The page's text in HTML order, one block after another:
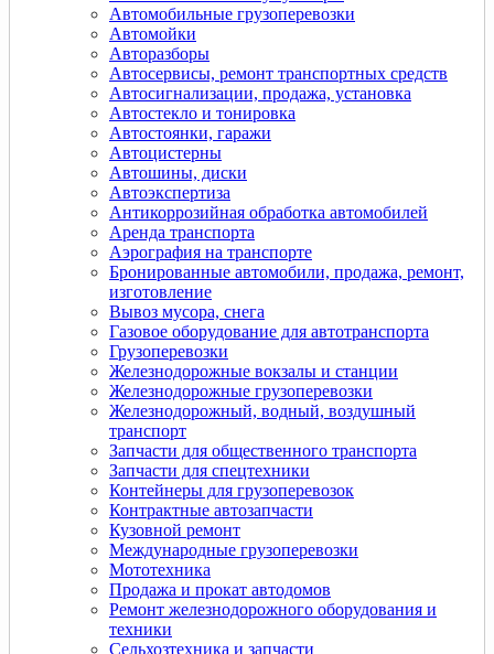
Автомобильные грузоперевозки
Автомойки
Авторазборы
Автосервисы, ремонт транспортных средств
Автосигнализации, продажа, установка
Автостекло и тонировка
Автостоянки, гаражи
Автоцистерны
Автошины, диски
Автоэкспертиза
Антикоррозийная обработка автомобилей
Аренда транспорта
Аэрография на транспорте
Бронированные автомобили, продажа, ремонт,
изготовление
Вывоз мусора, снега
Газовое оборудование для автотранспорта
Грузоперевозки
Железнодорожные вокзалы и станции
Железнодорожные грузоперевозки
Железнодорожный, водный, воздушный
транспорт
Запчасти для общественного транспорта
Запчасти для спецтехники
Контейнеры для грузоперевозок
Контрактные автозапчасти
Кузовной ремонт
Международные грузоперевозки
Мототехника
Продажа и прокат автодомов
Ремонт железнодорожного оборудования и
техники
Сельхозтехника и запчасти